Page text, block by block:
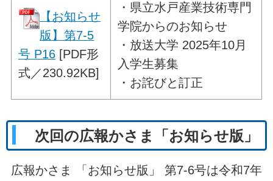
【お知らせ
版】第7-5
号 P16 [PDF形
式／230.92KB]
・ 県立水戸産業技術専門
学院からのお知らせ
・放送大学 2025年10月
入学生募集
・お詫びと訂正
次回の広報かさま「お知らせ版」
広報かさま 「お知らせ版」 第7-6号は令和7年